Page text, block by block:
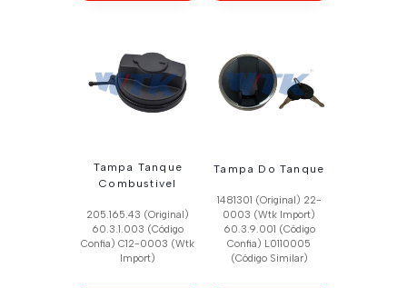
Tampa Tanque
Combustivel
205.165.43 (Original)
60.3.1.003 (Código
Confia) C12-0003 (Wtk
Import)
Tampa Do Tanque
1481301 (Original) 22-
0003 (Wtk Import)
60.3.9.001 (Código
Confia) L0110005
(Código Similar)